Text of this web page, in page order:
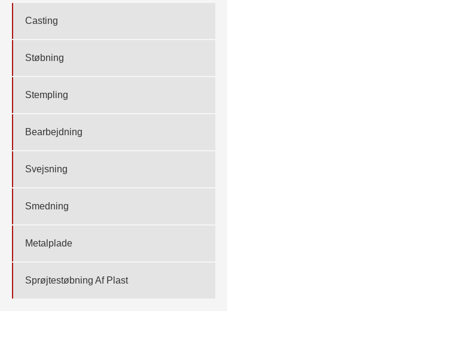
Casting
Støbning
Stempling
Bearbejdning
Svejsning
Smedning
Metalplade
Sprøjtestøbning Af Plast